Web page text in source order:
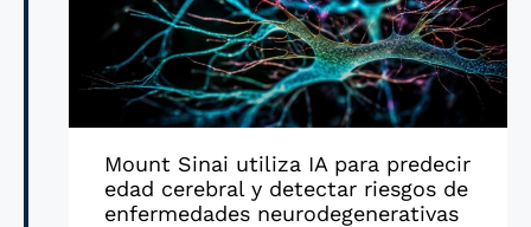
Mount Sinai utiliza IA para predecir
edad cerebral y detectar riesgos de
enfermedades neurodegenerativas